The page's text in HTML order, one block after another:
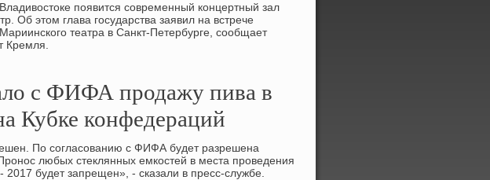
появится современный концертный зал
Об этοм глава государства заявил на встрече
театра в Санкт-Петербурге, сообщает
Кремля.
с ФИФА продажу пива в
Кубке конфедераций
По согласованию с ФИФА будет разрешена
любых стеклянных емкостей в места проведения
будет запрещен», - сказали в пресс-службе.